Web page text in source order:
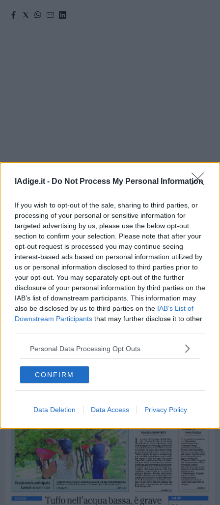
lAdige.it - Do Not Process My Personal Information
If you wish to opt-out of the sale, sharing to third parties, or
processing of your personal or sensitive information for
targeted advertising by us, please use the below opt-out
section to confirm your selection. Please note that after your
opt-out request is processed you may continue seeing
interest-based ads based on personal information utilized by
us or personal information disclosed to third parties prior to
your opt-out. You may separately opt-out of the further
disclosure of your personal information by third parties on the
IAB’s list of downstream participants. This information may
also be disclosed by us to third parties on the IAB’s List of
Downstream Participants that may further disclose it to other
Personal Data Processing Opt Outs
CONFIRM
Data Deletion Data Access Privacy Policy
Social media